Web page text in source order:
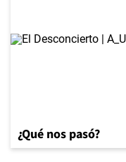
¿Qué nos pasó?